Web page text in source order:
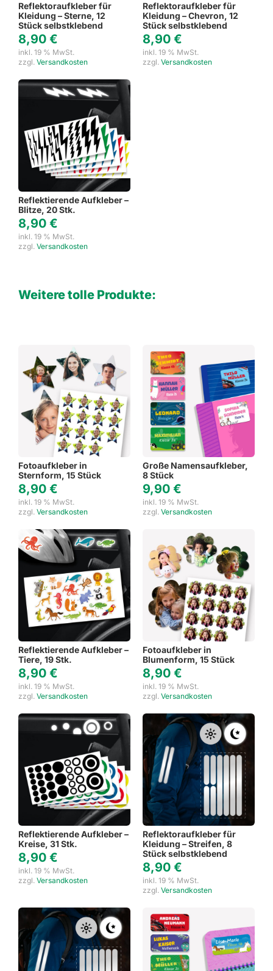
Reflektoraufkleber für
Kleidung – Sterne, 12
Stück selbstklebend
8,90 €
inkl. 19 % MwSt.
zzgl. Versandkosten
Reflektoraufkleber für
Kleidung – Chevron, 12
Stück selbstklebend
8,90 €
inkl. 19 % MwSt.
zzgl. Versandkosten
Reflektierende Aufkleber –
Blitze, 20 Stk.
8,90 €
inkl. 19 % MwSt.
zzgl. Versandkosten
Weitere tolle Produkte:
Fotoaufkleber in
Sternform, 15 Stück
8,90 €
inkl. 19 % MwSt.
zzgl. Versandkosten
Große Namensaufkleber,
8 Stück
9,90 €
inkl. 19 % MwSt.
zzgl. Versandkosten
Reflektierende Aufkleber –
Tiere, 19 Stk.
8,90 €
inkl. 19 % MwSt.
zzgl. Versandkosten
Fotoaufkleber in
Blumenform, 15 Stück
8,90 €
inkl. 19 % MwSt.
zzgl. Versandkosten
Reflektierende Aufkleber –
Kreise, 31 Stk.
8,90 €
inkl. 19 % MwSt.
zzgl. Versandkosten
Reflektoraufkleber für
Kleidung – Streifen, 8
Stück selbstklebend
8,90 €
inkl. 19 % MwSt.
zzgl. Versandkosten